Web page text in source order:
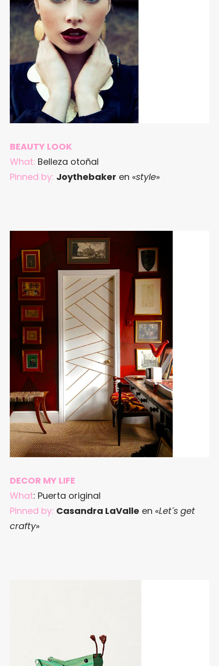
BEAUTY LOOK
What: Belleza otoñal
Pinned by: Joythebaker en «style»
DECOR MY LIFE
What: Puerta original
Pinned by: Casandra LaValle en «Let´s get
crafty»